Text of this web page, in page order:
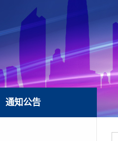
通知公告